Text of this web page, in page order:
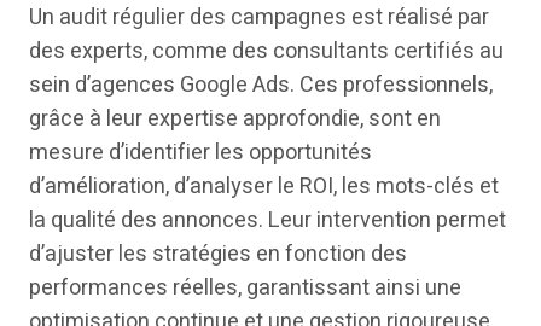
Un audit régulier des campagnes est réalisé par
des experts, comme des consultants certifiés au
sein d’agences Google Ads. Ces professionnels,
grâce à leur expertise approfondie, sont en
mesure d’identifier les opportunités
d’amélioration, d’analyser le ROI, les mots-clés et
la qualité des annonces. Leur intervention permet
d’ajuster les stratégies en fonction des
performances réelles, garantissant ainsi une